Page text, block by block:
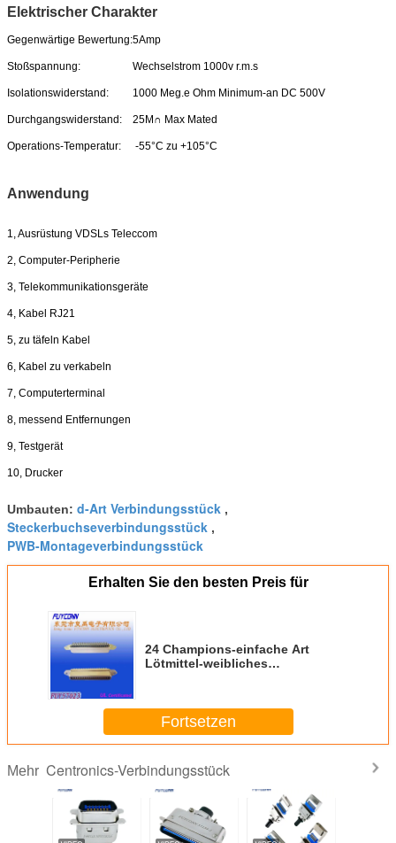
Elektrischer Charakter
Gegenwärtige Bewertung:5Amp
Stoßspannung: Wechselstrom 1000v r.m.s
Isolationswiderstand: 1000 Meg.e Ohm Minimum-an DC 500V
Durchgangswiderstand: 25M∩ Max Mated
Operations-Temperatur: -55°C zu +105°C
Anwendung
1, Ausrüstung VDSLs Teleccom
2, Computer-Peripherie
3, Telekommunikationsgeräte
4, Kabel RJ21
5, zu täfeln Kabel
6, Kabel zu verkabeln
7, Computerterminal
8, messend Entfernungen
9, Testgerät
10, Drucker
Umbauten: d-Art Verbindungsstück ,
Steckerbuchseverbindungsstück ,
PWB-Montageverbindungsstück
Erhalten Sie den besten Preis für
24 Champions-einfache Art
Lötmittel-weibliches
Fortsetzen
Mehr Centronics-Verbindungsstück